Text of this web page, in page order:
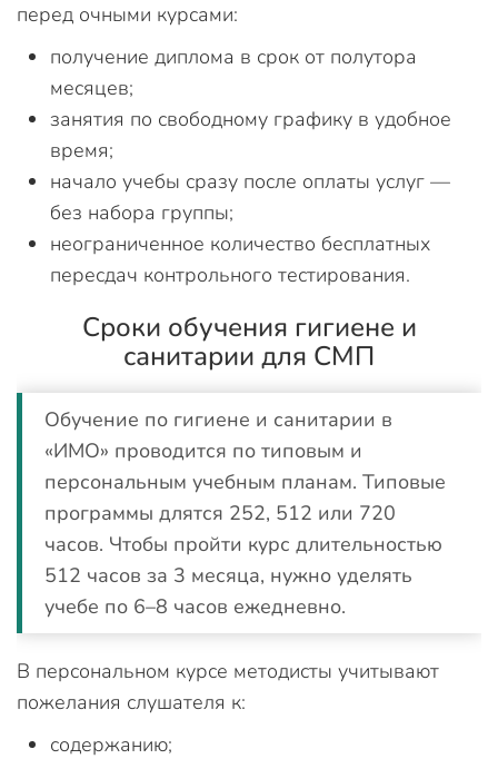
перед очными курсами:
получение диплома в срок от полутора
месяцев;
занятия по свободному графику в удобное
время;
начало учебы сразу после оплаты услуг —
без набора группы;
неограниченное количество бесплатных
пересдач контрольного тестирования.
Сроки обучения гигиене и
санитарии для СМП
Обучение по гигиене и санитарии в
«ИМО» проводится по типовым и
персональным учебным планам. Типовые
программы длятся 252, 512 или 720
часов. Чтобы пройти курс длительностью
512 часов за 3 месяца, нужно уделять
учебе по 6–8 часов ежедневно.
В персональном курсе методисты учитывают
пожелания слушателя к:
содержанию;